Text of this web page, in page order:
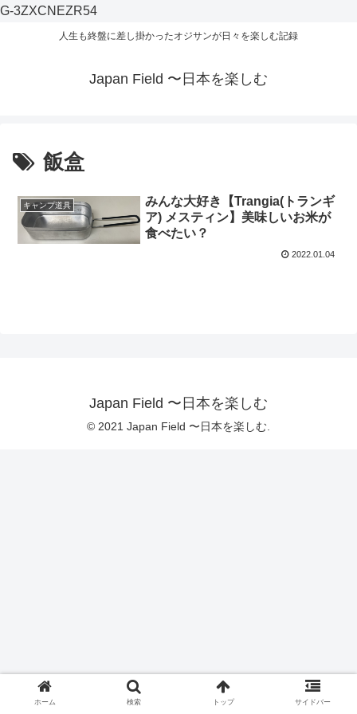
G-3ZXCNEZR54
人生も終盤に差し掛かったオジサンが日々を楽しむ記録
Japan Field 〜日本を楽しむ
飯盒
キャンプ道具
みんな大好き【Trangia(トランギ
ア) メスティン】美味しいお米が
食べたい？
2022.01.04
Japan Field 〜日本を楽しむ
© 2021 Japan Field 〜日本を楽しむ.
ホーム 検索 トップ サイドバー